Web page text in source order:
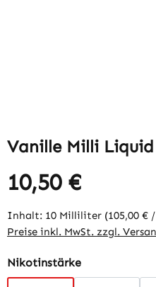
Vanille Milli
Regulärer Preis:
10,50 €
Inhalt: 10 Milliliter (105,00 €
Preise inkl. MwSt. zzgl.
Nikotinstärkeauswählen